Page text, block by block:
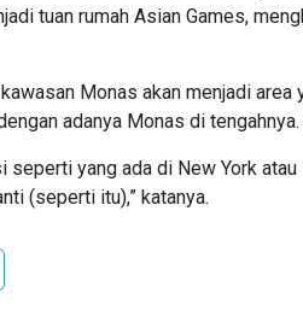
tuan rumah Asian Games,
Monas akan menjadi
adanya Monas di tengahnya.
seperti yang ada di New York
(seperti itu),” katanya.